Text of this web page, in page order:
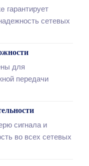
гарантирует
сетевых
для
передачи
сигнала и
во всех сетевых